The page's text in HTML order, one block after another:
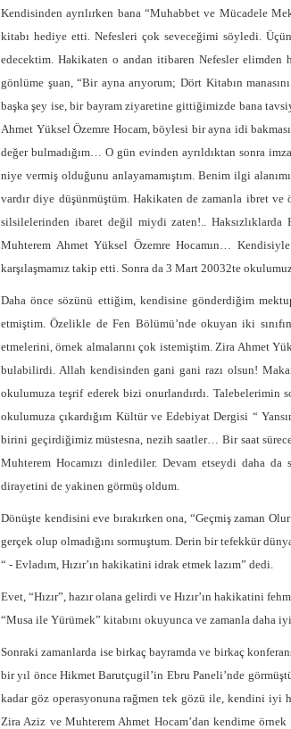
Kendisinden ayrılırken bana “Muhabbet ve Mücadele
kitabı hediye etti. Nefesleri çok seveceğimi söyledi.
edecektim. Hakikaten o andan itibaren Nefesler
gönlüme şuan, “Bir ayna arıyorum; Dört Kitabın
başka şey ise, bir bayram ziyaretine gittiğimizde bana
Ahmet Yüksel Özemre Hocam, böylesi bir ayna idi
değer bulmadığım… O gün evinden ayrıldıktan sonra
niye vermiş olduğunu anlayamamıştım. Benim ilgi
vardır diye düşünmüştüm. Hakikaten de zamanla ibret
silsilelerinden ibaret değil miydi zaten!..
Muhterem Ahmet Yüksel Özemre Hocamın…
karşılaşmamız takip etti. Sonra da 3 Mart 20032te
Daha önce sözünü ettiğim, kendisine gönderdiğim
etmiştim. Özelikle de Fen Bölümü’nde okuyan iki
etmelerini, örnek almalarını çok istemiştim. Zira Ahmet
bulabilirdi. Allah kendisinden gani gani razı olsun!
okulumuza teşrif ederek bizi onurlandırdı.
okulumuza çıkardığım Kültür ve Edebiyat Dergisi “
birini geçirdiğimiz müstesna, nezih saatler… Bir saat
Muhterem Hocamızı dinlediler. Devam etseydi daha
dirayetini de yakinen görmüş oldum.
Dönüşte kendisini eve bırakırken ona, “Geçmiş zaman
gerçek olup olmadığını sormuştum. Derin bir tefekkür
“ - Evladım, Hızır’ın hakikatini idrak etmek lazım” dedi.
Evet, “Hızır”, hazır olana gelirdi ve Hızır’ın hakikatini
“Musa ile Yürümek” kitabını okuyunca ve zamanla
Sonraki zamanlarda ise birkaç bayramda ve birkaç
bir yıl önce Hikmet Barutçugil’in Ebru Paneli’nde
kadar göz operasyonuna rağmen tek gözü ile, kendini iyi
Zira Aziz ve Muhterem Ahmet Hocam’dan kendime